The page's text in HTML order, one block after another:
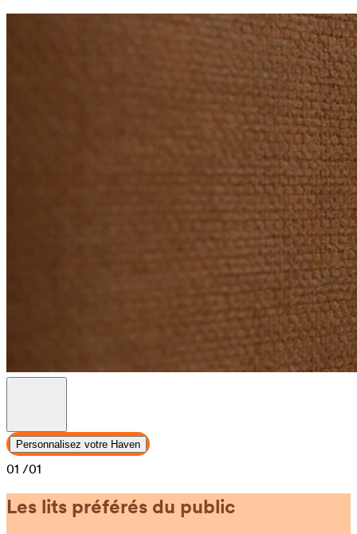
Personnalisez votre Haven
01 /01
Les lits préférés du public